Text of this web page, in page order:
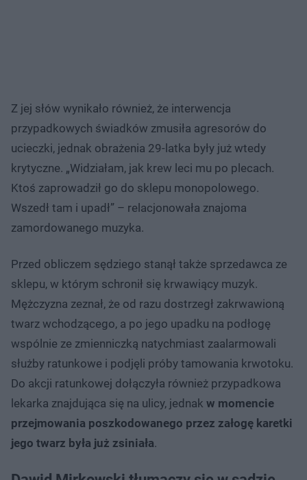
Z jej słów wynikało również, że interwencja
przypadkowych świadków zmusiła agresorów do
ucieczki, jednak obrażenia 29-latka były już wtedy
krytyczne. „Widziałam, jak krew leci mu po plecach.
Ktoś zaprowadził go do sklepu monopolowego.
Wszedł tam i upadł” – relacjonowała znajoma
zamordowanego muzyka.
Przed obliczem sędziego stanął także sprzedawca ze
sklepu, w którym schronił się krwawiący muzyk.
Mężczyzna zeznał, że od razu dostrzegł zakrwawioną
twarz wchodzącego, a po jego upadku na podłogę
wspólnie ze zmienniczką natychmiast zaalarmowali
służby ratunkowe i podjęli próby tamowania krwotoku.
Do akcji ratunkowej dołączyła również przypadkowa
lekarka znajdująca się na ulicy, jednak w momencie
przejmowania poszkodowanego przez załogę karetki
jego twarz była już zsiniała.